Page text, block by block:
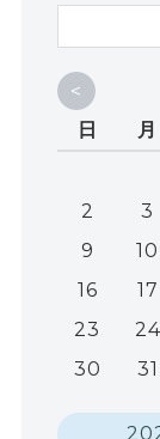
<
日
月
2
3
9
10
16
17
23
24
30
31